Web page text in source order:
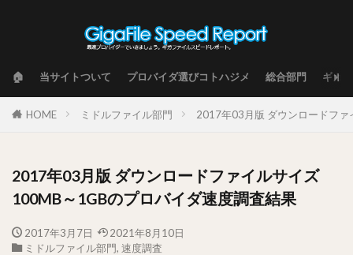
🏠 当サイトついて プロバイダ選びコトハジメ 総合部門 ギガ
HOME ミドルファイル部門 2017年03月版 ダウンロードフ
2017年03月版 ダウンロードファイルサイズ
100MB～1GBのプロバイダ速度調査結果
2017年3月7日
2021年8月10日
ミドルファイル部門, 速度調査